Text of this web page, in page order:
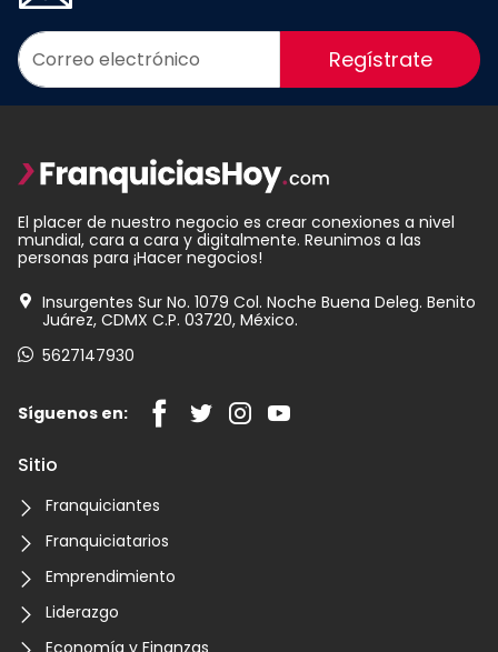
Regístrate
El placer de nuestro negocio es crear conexiones a nivel
mundial, cara a cara y digitalmente. Reunimos a las
personas para ¡Hacer negocios!
Insurgentes Sur No. 1079 Col. Noche Buena Deleg. Benito
Juárez, CDMX C.P. 03720, México.
5627147930
Síguenos en:
Sitio
Franquiciantes
Franquiciatarios
Emprendimiento
Liderazgo
Economía y Finanzas